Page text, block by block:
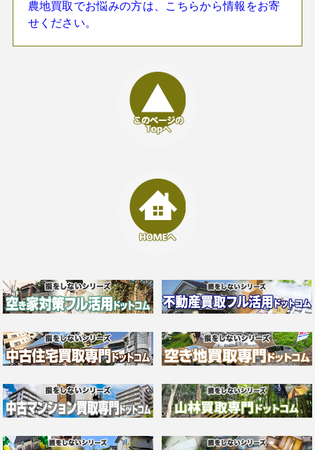
農地買取でお悩みの方は、こちらから情報をお寄
せください。